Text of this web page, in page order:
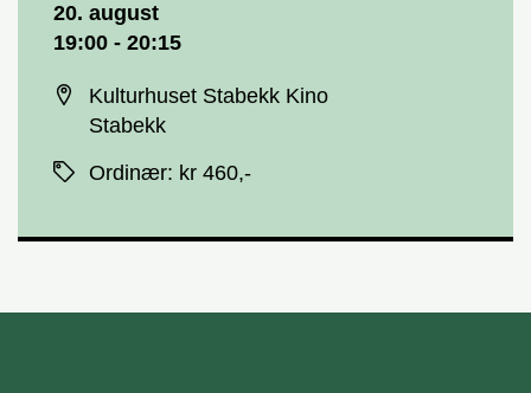
20. august
19:00 - 20:15
Kulturhuset Stabekk Kino
Stabekk
Ordinær: kr 460,-